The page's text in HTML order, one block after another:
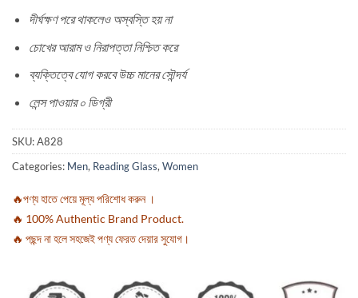
দীর্ঘক্ষণ পরে থাকলেও অস্বস্তি হয় না
চোখের আরাম ও নিরাপত্তা নিশ্চিত করে
ব্যক্তিত্বে যোগ করবে উচ্চ মানের সৌন্দর্য
লেন্স পাওয়ার ০ ডিগ্রী
SKU:A828
Categories: Men, Reading Glass, Women
🔥পণ্য হাতে পেয়ে মূল্য পরিশোধ করুন ।
🔥 100% Authentic Brand Product.
🔥 পছন্দ না হলে সহজেই পণ্য ফেরত দেয়ার সুযোগ।